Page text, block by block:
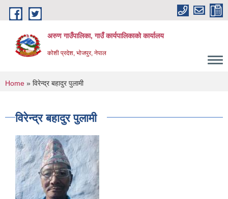
Skip to main content
अरुण गाउँपालिका, गाउँ कार्यपालिकाको कार्यालय
कोशी प्रदेश, भोजपुर, नेपाल
You are here
Home » विरेन्द्र बहादुर पुलामी
विरेन्द्र बहादुर पुलामी